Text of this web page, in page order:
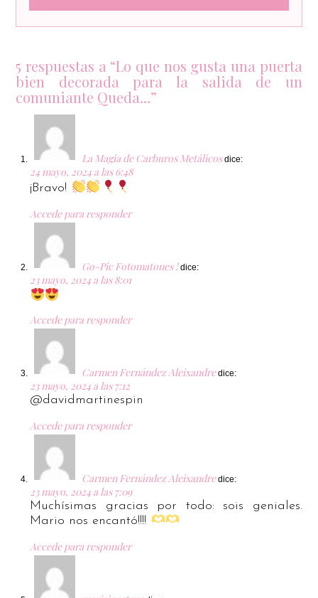
5 respuestas a “Lo que nos gusta una puerta
bien decorada para la salida de un
comuniante Queda…”
La Magia de Carburos Metálicos dice:
24 mayo, 2024 a las 6:48
¡Bravo!
Accede para responder
Go-Pic Fotomatones ! dice:
23 mayo, 2024 a las 8:01
Accede para responder
Carmen Fernández Aleixandre dice:
23 mayo, 2024 a las 7:12
@davidmartinespin
Accede para responder
Carmen Fernández Aleixandre dice:
23 mayo, 2024 a las 7:09
Muchísimas gracias por todo: sois geniales.
Mario nos encantó!!!!
Accede para responder